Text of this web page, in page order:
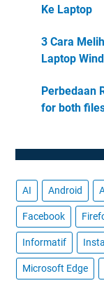
Ke Laptop
3 Cara
Laptop
Perbedaan
for both
AI Android
Facebook
Informatif
Microsoft Edge